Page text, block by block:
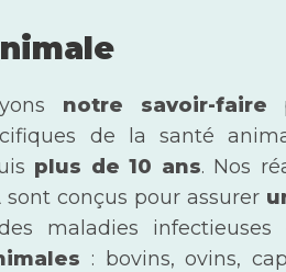
notre savoir-faire
de la santé
plus de 10 ans. Nos
sont conçus pour assurer
maladies
: bovins, ovins,